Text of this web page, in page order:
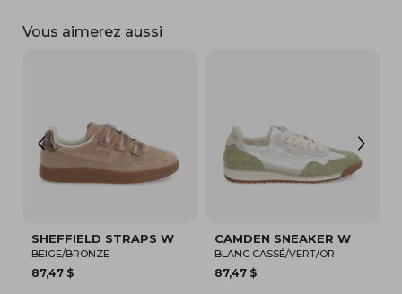
Vous aimerez aussi
W CAMDEN SNEAKER W
BLANC CASSÉ/VERT/OR
SHEFFIELD FLOWER
OR